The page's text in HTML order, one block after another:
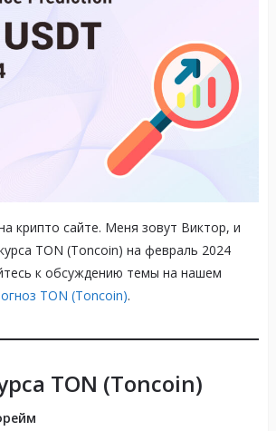
крипто сайте. Меня зовут Виктор, и
TON (Toncoin) на февраль 2024
к обсуждению темы на нашем
TON (Toncoin).
TON (Toncoin)